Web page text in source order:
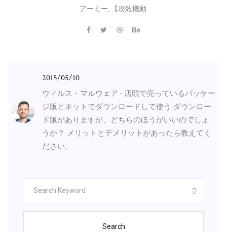
アーミー, 【攻殻機動
2015/05/10
ウィルス・マルウェア - 店頭で売っているパッケー
ジ版とネットでダウンロードして使う ダウンロー
ド版がありますが、どちらのほうがいいのでしょ
うか？ メリットとデメリットがあったら教えてく
ださい。
Search